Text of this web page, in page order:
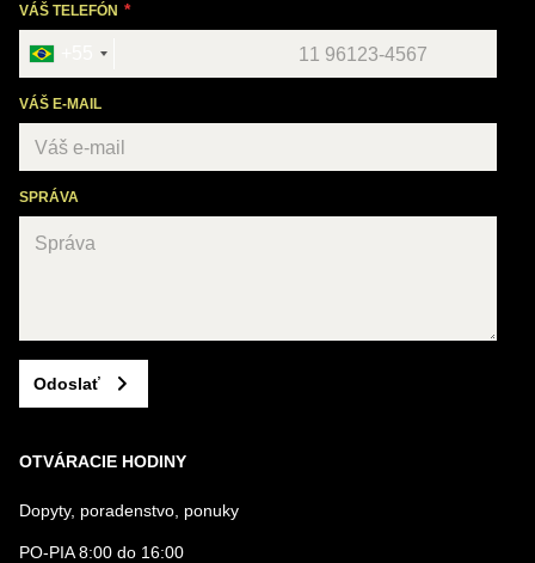
VÁŠ TELEFÓN
VÁŠ E-MAIL
SPRÁVA
Odoslať
OTVÁRACIE HODINY
Dopyty, poradenstvo, ponuky
PO-PIA 8:00 do 16:00